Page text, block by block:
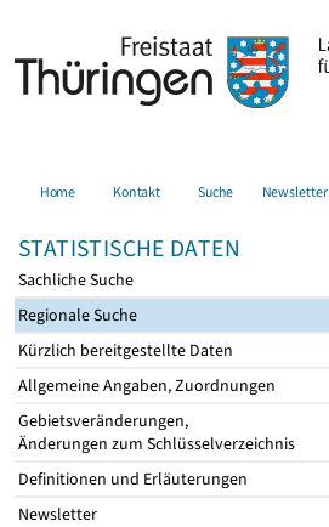
Home Kontakt Suche Newsletter
STATISTISCHE DATEN
Sachliche Suche
Regionale Suche
Kürzlich bereitgestellte Daten
Allgemeine Angaben, Zuordnungen
Gebietsveränderungen,
Änderungen zum Schlüsselverzeichnis
Definitionen und Erläuterungen
Newsletter